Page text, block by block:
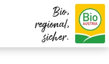
Bio,
regional,
sicher.